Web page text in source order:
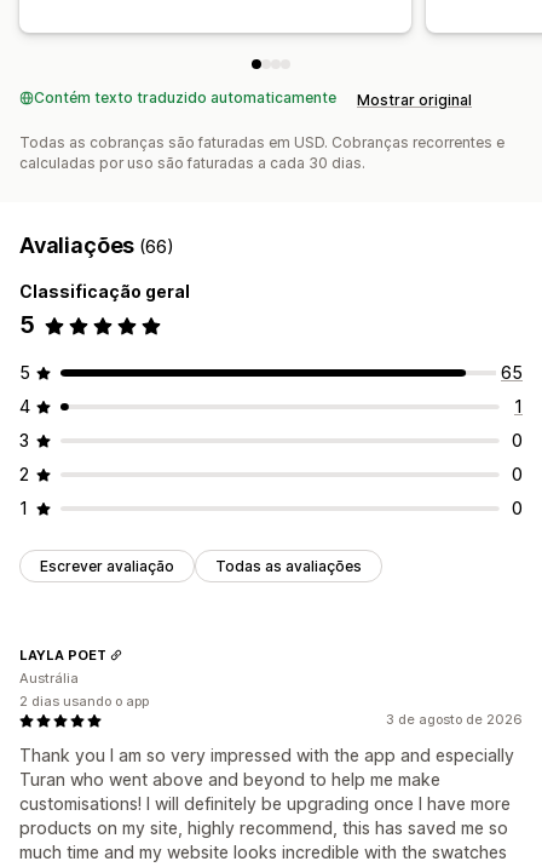
Contém texto traduzido automaticamente Mostrar original
Todas as cobranças são faturadas em USD. Cobranças recorrentes e
calculadas por uso são faturadas a cada 30 dias.
Avaliações (66)
Classificação geral
5
5
65
4
1
3
0
2
0
1
0
Escrever avaliação Todas as avaliações
3 de agosto de 2026
Thank you I am so very impressed with the app and especially
Turan who went above and beyond to help me make
customisations! I will definitely be upgrading once I have more
products on my site, highly recommend, this has saved me so
much time and my website looks incredible with the swatches
LAYLA POET
Austrália
2 dias usando o app